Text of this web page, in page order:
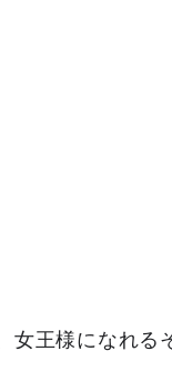
女王様になれる